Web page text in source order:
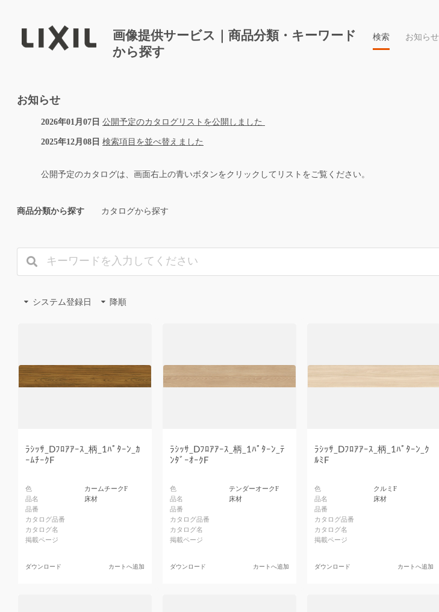
画像提供サービス｜商品分類・キーワード
から探す
検索 お知らせ
お知らせ
2026年01月07日 公開予定のカタログリストを公開しました
2025年12月08日 検索項目を並べ替えました
公開予定のカタログは、画面右上の青いボタンをクリックしてリストをご覧ください。
商品分類から探す カタログから探す
システム登録日 降順
ﾗｼｯｻ_Dﾌﾛｱｱｰｽ_柄_1ﾊﾟﾀｰﾝ_ｶ
ｰﾑﾁｰｸF
色
カームチークF
品名
床材
品番
カタログ品番
カタログ名
掲載ページ
ダウンロード カートへ追加
ﾗｼｯｻ_Dﾌﾛｱｱｰｽ_柄_1ﾊﾟﾀｰﾝ_ﾃ
ﾝﾀﾞｰｵｰｸF
色
テンダーオークF
品名
床材
品番
カタログ品番
カタログ名
掲載ページ
ダウンロード カートへ追加
ﾗｼｯｻ_Dﾌﾛｱｱｰｽ_柄_1ﾊﾟﾀｰﾝ_ｸ
ﾙﾐF
色
クルミF
品名
床材
品番
カタログ品番
カタログ名
掲載ページ
ダウンロード カートへ追加